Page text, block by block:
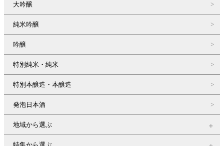
大吟醸
純米吟醸
吟醸
特別純米・純米
特別本醸造・本醸造
発泡日本酒
地域から選ぶ